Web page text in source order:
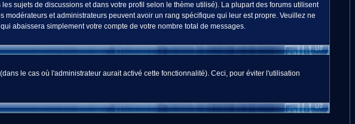
sujets de discussions et dans votre profil selon le thème utilisé). La plupart des forums utilisent
et administrateurs peuvent avoir un rang spécifique qui leur est propre. Veuillez ne
abaissera simplement votre compte de votre nombre total de messages.
le cas où l'administrateur aurait activé cette fonctionnalité). Ceci, pour éviter l'utilisation